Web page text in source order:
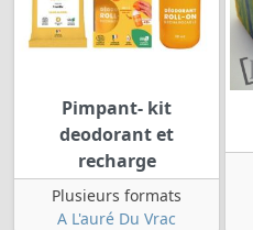
Pimpant- kit
deodorant et
recharge
Plusieurs formats
A L'auré Du Vrac